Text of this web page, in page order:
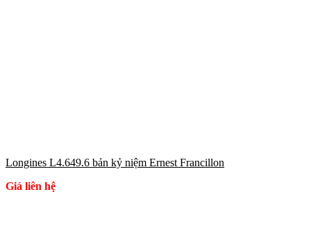
Longines L4.649.6 bản kỷ niệm Ernest Francillon
Giá liên hệ